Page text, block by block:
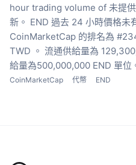
hour trading volume of 未提
新。 END 過去 24 小時價格未
CoinMarketCap 的排名為
TWD 。 流通供給量為
給量為500,000,000 END 單位
CoinMarketCap 代幣 END